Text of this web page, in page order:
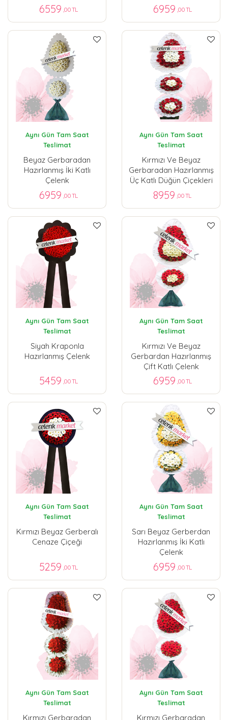
6559 ,00 TL 6959 ,00 TL
Aynı Gün Tam Saat
Teslimat
Beyaz Gerbaradan
Hazırlanmış İki Katlı
Çelenk
6959 ,00 TL
Aynı Gün Tam Saat
Teslimat
Kırmızı Ve Beyaz
Gerbaradan Hazırlanmış
Üç Katlı Düğün Çiçekleri
8959 ,00 TL
Aynı Gün Tam Saat
Teslimat
Siyah Kraponla
Hazırlanmış Çelenk
5459 ,00 TL
Aynı Gün Tam Saat
Teslimat
Kırmızı Ve Beyaz
Gerbardan Hazırlanmış
Çift Katlı Çelenk
6959 ,00 TL
Aynı Gün Tam Saat
Teslimat
Kırmızı Beyaz Gerberalı
Cenaze Çiçeği
5259 ,00 TL
Aynı Gün Tam Saat
Teslimat
Sarı Beyaz Gerberdan
Hazırlanmış İki Katlı
Çelenk
6959 ,00 TL
Aynı Gün Tam Saat
Teslimat
Kırmızı Gerbaradan
Aynı Gün Tam Saat
Teslimat
Kırmızı Gerbaradan